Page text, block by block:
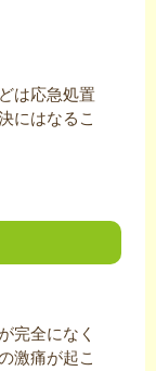
は応急処置
にはなるこ
完全になく
激痛が起こ